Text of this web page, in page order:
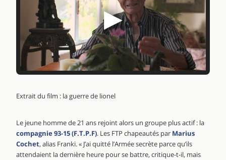
▶
Extrait du film : la guerre de lionel
Le jeune homme de 21 ans rejoint alors un groupe plus actif : la
compagnie 93-15 (F.T.P.F). Les FTP chapeautés par Marius
Cochet, alias Franki. « J’ai quitté l’Armée secrète parce qu’ils
attendaient la dernière heure pour se battre, critique-t-il, mais